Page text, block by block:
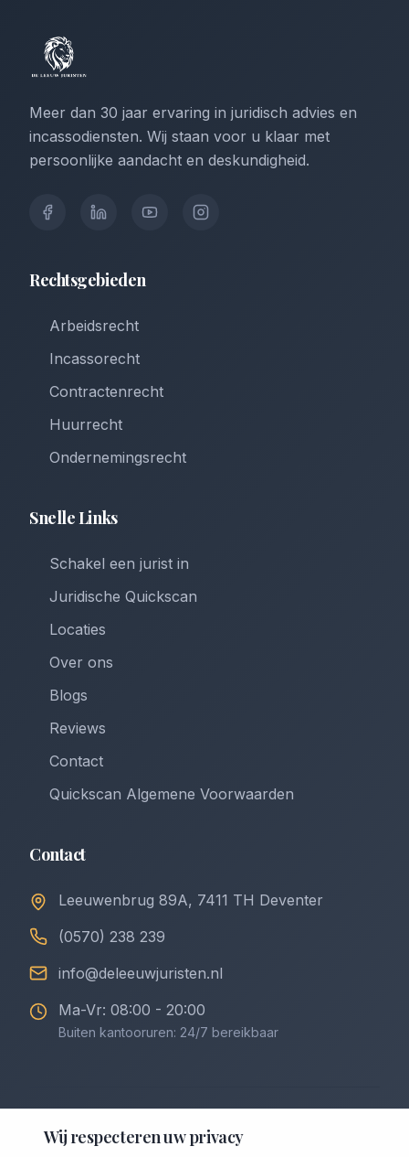
Meer dan 30 jaar ervaring in juridisch advies en
incassodiensten. Wij staan voor u klaar met
persoonlijke aandacht en deskundigheid.
Rechtsgebieden
Arbeidsrecht
Incassorecht
Contractenrecht
Huurrecht
Ondernemingsrecht
Snelle Links
Schakel een jurist in
Juridische Quickscan
Locaties
Over ons
Blogs
Reviews
Contact
Quickscan Algemene Voorwaarden
Contact
Leeuwenbrug 89A, 7411 TH Deventer
(0570) 238 239
info@deleeuwjuristen.nl
Ma-Vr: 08:00 - 20:00
Buiten kantooruren: 24/7 bereikbaar
2026
De Leeuw Incasso & Juristen. Alle rechten
voorbehouden.
Wij respecteren uw privacy